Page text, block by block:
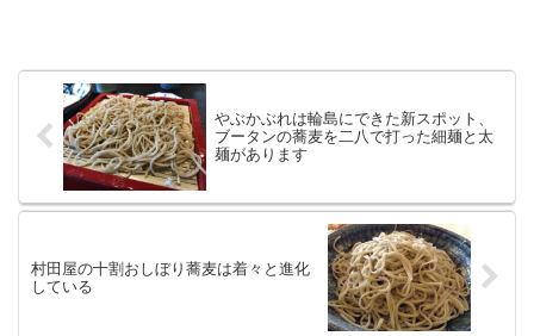
やぶかぶれは輪島にできた新スポット、
ブータンの蕎麦を二八で打った細麺と太
麺があります
村田屋の十割おしぼり蕎麦は着々と進化
している